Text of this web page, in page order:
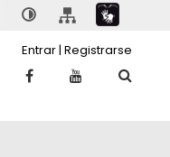
Entrar| Registrarse